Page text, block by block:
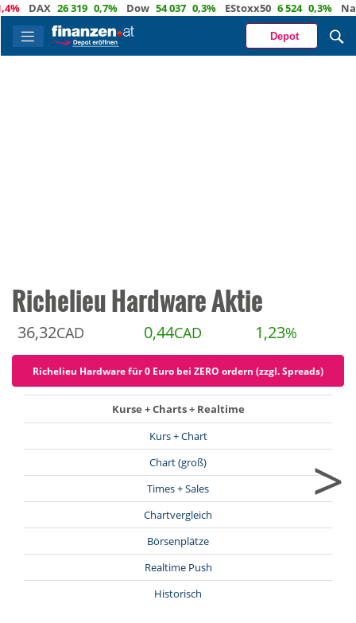
DAX 26 319 0,7% Dow 54 037 0,3% EStoxx50 6 524 0,3% Nasdaq
Depot
Richelieu Hardware Aktie
36,32CAD 0,44CAD 1,23%
Richelieu Hardware für 0 Euro bei ZERO ordern (zzgl. Spreads)
Kurse + Charts + Realtime
Kurs + Chart
Chart (groß)
Times + Sales
Chartvergleich
Börsenplätze
Realtime Push
Historisch
>